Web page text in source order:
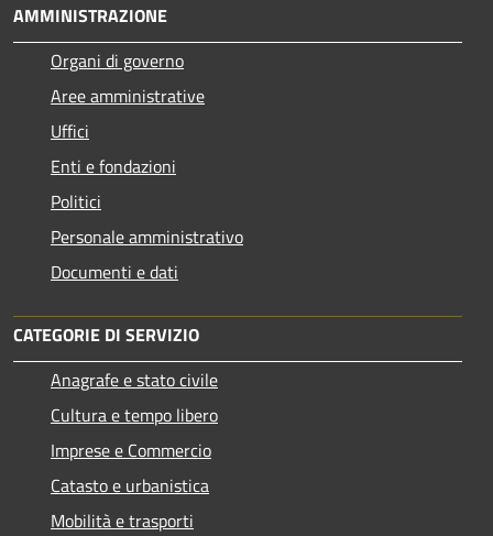
AMMINISTRAZIONE
Organi di governo
Aree amministrative
Uffici
Enti e fondazioni
Politici
Personale amministrativo
Documenti e dati
CATEGORIE DI SERVIZIO
Anagrafe e stato civile
Cultura e tempo libero
Imprese e Commercio
Catasto e urbanistica
Mobilità e trasporti